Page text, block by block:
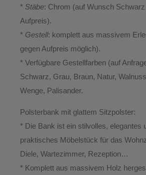
* Stäbe: Chrom (auf Wunsch
Aufpreis).
* Gestell: komplett aus massivem
gegen Aufpreis möglich).
* Verfügbare Gestellfarben (auf
Schwarz, Grau, Braun, Natur,
Wenge, Palisander.
Polsterbank mit glattem Sitzpolster:
* Die Bank ist ein stilvolles, elegantes
praktisches Möbelstück für das
Diele, Wartezimmer, Rezeption…
* Komplett aus massivem Holz